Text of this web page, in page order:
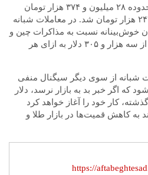
است. طلای آب‌شده هم در محدوده ۲۸ میلیون و ۳۷۴ هزار تومان
معامله شد و حباب آن منفی ۲۴۲ هزار تومان شد. در معاملات شبانه
خوش‌بینانه نسبت به مذاکرات چین و
آمریکا منفی شده و به پایین‌تر از سه هزار و ۳۰۵ دلار به ازای هر
شبانه از سوی دیگر سیگنال منفی
که اگر خبر بد به بازار نرسد، دلار
کار خود را آغاز خواهد کرد
به کاهش قمیت‌ها در بازار طلا و
https://